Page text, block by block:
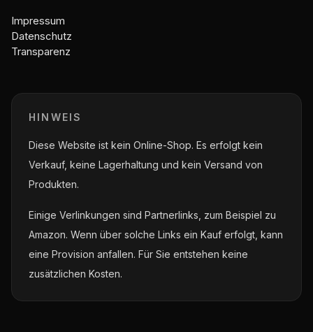
Impressum
Datenschutz
Transparenz
HINWEIS
Diese Website ist kein Online-Shop. Es erfolgt kein
Verkauf, keine Lagerhaltung und kein Versand von
Produkten.
Einige Verlinkungen sind Partnerlinks, zum Beispiel zu
Amazon. Wenn über solche Links ein Kauf erfolgt, kann
eine Provision anfallen. Für Sie entstehen keine
zusätzlichen Kosten.